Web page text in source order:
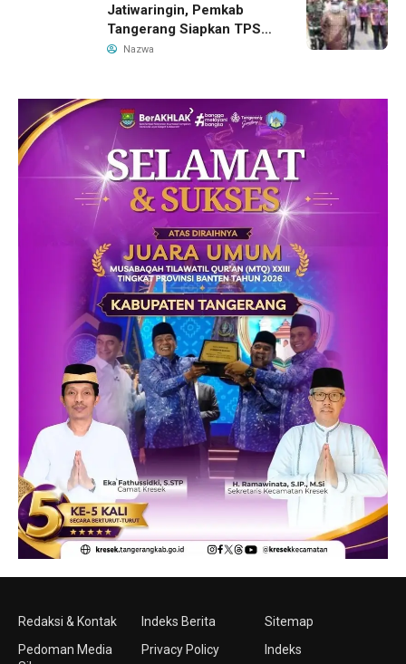
Jatiwaringin, Pemkab
Tangerang Siapkan TPS3R
Baru di Tigaraksa
Nazwa
Redaksi & Kontak
Pedoman Media
Indeks Berita
Privacy Policy
Sitemap
Indeks